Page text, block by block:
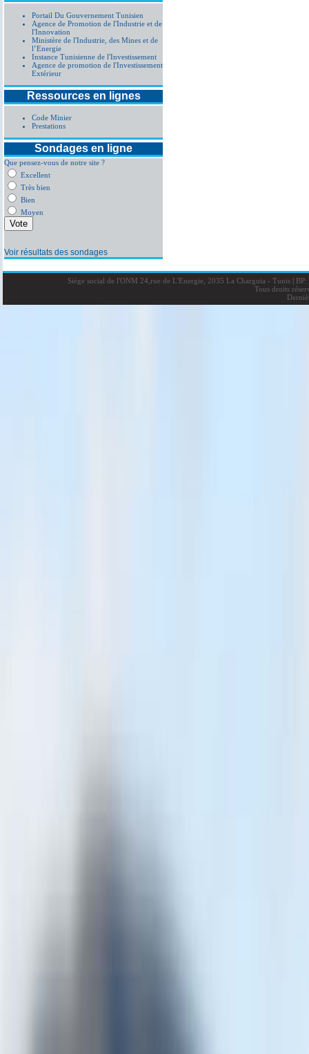
Portail Du Gouvernement Tunisien
Agence de Promotion de l'Industrie et de
l'Innovation
Ministère de l'Industrie, des Mines et de
l’Energie
Instance Tunisienne de l'Investissement
Agence de promotion de l'Investissement
Extérieur
Ressources en lignes
Code Minier
Prestations
Sondages en ligne
Que pensez-vous de notre site ?
Excellent
Très bien
Bien
Moyen
Voir résultats des sondages
Siège social de l'ONM 24,rue de L'Energie, 2035 La Charguia - Tunis |BP:
Tous droits